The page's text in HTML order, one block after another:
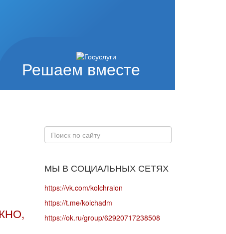
Решаем вместе
Искать...
МЫ В СОЦИАЛЬНЫХ СЕТЯХ
https://vk.com/kolchraion
https://t.me/kolchadm
https://ok.ru/group/62920717238508